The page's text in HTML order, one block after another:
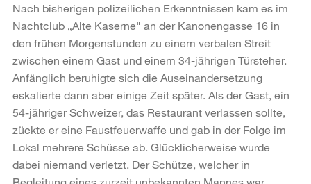
Nach bisherigen polizeilichen Erkenntnissen kam es im
Nachtclub „Alte Kaserne" an der Kanonengasse 16 in
den frühen Morgenstunden zu einem verbalen Streit
zwischen einem Gast und einem 34-jährigen Türsteher.
Anfänglich beruhigte sich die Auseinandersetzung
eskalierte dann aber einige Zeit später. Als der Gast, ein
54-jähriger Schweizer, das Restaurant verlassen sollte,
zückte er eine Faustfeuerwaffe und gab in der Folge im
Lokal mehrere Schüsse ab. Glücklicherweise wurde
dabei niemand verletzt. Der Schütze, welcher in
Begleitung eines zurzeit unbekannten Mannes war,